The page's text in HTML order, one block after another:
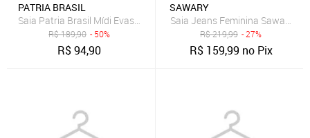
PATRIA BRASIL
Saia Patria Brasil Mídi Evasê de Jeans Feminina
R$189,90 - 50%
R$94,90
SAWARY
Saia Jeans Feminina Sawary
R$219,99 - 27%
R$ 159,99 no Pix